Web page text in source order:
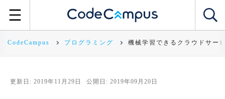
CodeCampus プログラミング 機械学習できるクラウドサー
更新日: 2019年11月29日 公開日: 2019年09月20日